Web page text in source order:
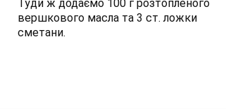
Туди ж додаємо 100 г розтопленого
вершкового масла та 3 ст. ложки
сметани.